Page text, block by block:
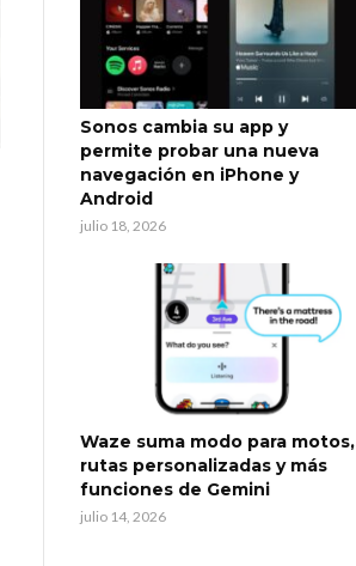
Sonos cambia su app y
permite probar una nueva
navegación en iPhone y
Android
julio 18, 2026
Waze suma modo para motos,
rutas personalizadas y más
funciones de Gemini
julio 14, 2026